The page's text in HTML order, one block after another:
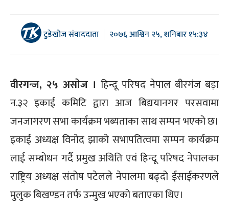
टुडेखोज संवाददाता २०७६ आश्विन २५, शनिबार १५:३४
वीरगन्ज, २५ असाेज । हिन्दू परिषद नेपाल बीरगंज बड़ा
न.३२ इकाई कमिटि द्वारा आज बिद्ययानगर परसवामा
जनजागरण सभा कार्यक्रम भब्यताका साथ सम्पन भएको छ।
इकाई अध्यक्ष विनोद झाको सभापतित्वमा सम्पन कार्यक्रम
लाई सम्बोधन गर्दै प्रमुख अथिति एवं हिन्दू परिषद नेपालका
राष्ट्रिय अध्यक्ष संतोष पटेलले नेपालमा बढ्दो ईसाईकरणले
मुलुक बिखण्डन तर्फ उन्मुख भएको बताएका थिए।